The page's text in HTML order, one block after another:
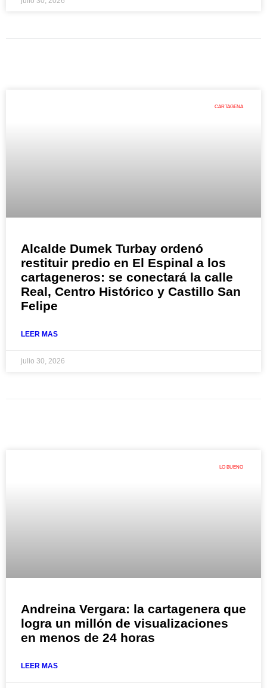
CARTAGENA
Alcalde Dumek Turbay ordenó
restituir predio en El Espinal a los
cartageneros: se conectará la calle
Real, Centro Histórico y Castillo San
Felipe
LEER MAS
julio 30, 2026
LO BUENO
Andreina Vergara: la cartagenera que
logra un millón de visualizaciones
en menos de 24 horas
LEER MAS